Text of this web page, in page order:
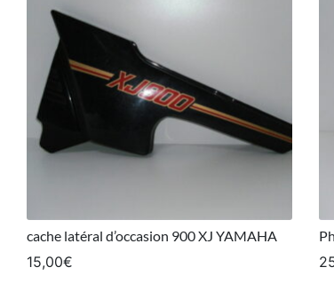
cache latéral d’occasion 900 XJ YAMAHA
15,00€